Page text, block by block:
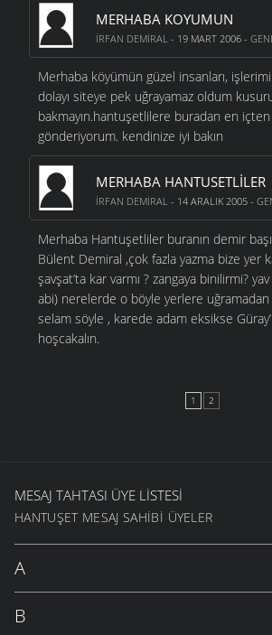
MERHABA KOYUMUN
İRFAN DEMIRAL - 19 MART 2006 -
Merhaba köyümün güzel insanları,
dolayı siteye pek uğrayamaz oldum
bakmayın.hantuşetlilere buradan en
gönderiyorum. kendinize iyi bakın
MERHABA HANTUSETLILER
İRFAN DEMIRAL - 14 ARALIK 2005 -
Merhaba Hantuşetliler buranın demir başı
Bülent Demiral ,çok fazla yazma bize yer
şavşat’ta kar varmı ? zangaya binilirmi?
abi) nerelerde o böyle yerlere
selam söyle , karede adam eksikse
hoşcakalın.
1 2
MESAJ TAHTASI ÜYE LISTESI
HANTUŞET MESAJ SAHIBI ÜYELER
A
B